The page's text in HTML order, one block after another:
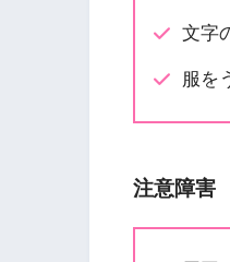
文字
服を
注意障害